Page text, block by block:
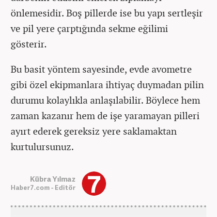
önlemesidir. Boş pillerde ise bu yapı sertleşir
ve pil yere çarptığında sekme eğilimi
gösterir.
Bu basit yöntem sayesinde, evde avometre
gibi özel ekipmanlara ihtiyaç duymadan pilin
durumu kolaylıkla anlaşılabilir. Böylece hem
zaman kazanır hem de işe yaramayan pilleri
ayırt ederek gereksiz yere saklamaktan
kurtulursunuz.
Kübra Yılmaz
Haber7.com - Editör